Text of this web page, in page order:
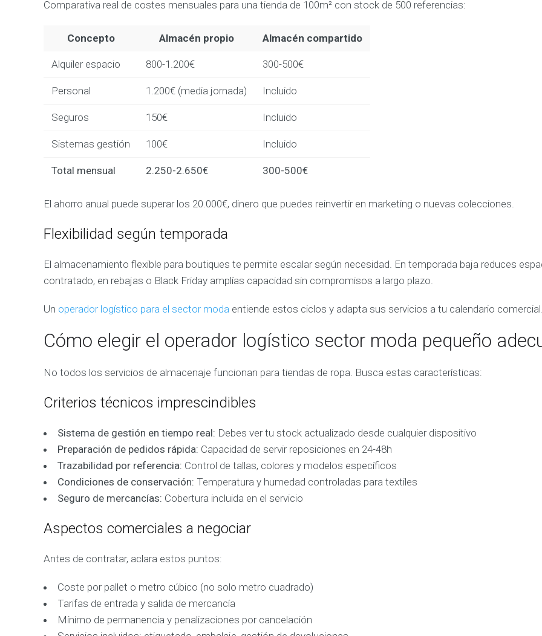
Comparativa real de costes mensuales para una tienda de 100m² con stock de 500 referencias:
Concepto Almacén propio Almacén compartido
Alquiler espacio 800-1.200€ 300-500€
Personal 1.200€ (media jornada) Incluido
Seguros 150€ Incluido
Sistemas gestión 100€ Incluido
Total mensual 2.250-2.650€ 300-500€
El ahorro anual puede superar los 20.000€, dinero que puedes reinvertir en marketing o nuevas colecciones.
Flexibilidad según temporada
El almacenamiento flexible para boutiques te permite escalar según necesidad. En temporada baja reduces
contratado, en rebajas o Black Friday amplías capacidad sin compromisos a largo plazo.
Un operador logístico para el sector moda entiende estos ciclos y adapta sus servicios a tu calendario
Cómo elegir el operador logístico sector moda pequeño
No todos los servicios de almacenaje funcionan para tiendas de ropa. Busca estas características:
Criterios técnicos imprescindibles
Sistema de gestión en tiempo real: Debes ver tu stock actualizado desde cualquier dispositivo
Preparación de pedidos rápida: Capacidad de servir reposiciones en 24-48h
Trazabilidad por referencia: Control de tallas, colores y modelos específicos
Condiciones de conservación: Temperatura y humedad controladas para textiles
Seguro de mercancías: Cobertura incluida en el servicio
Aspectos comerciales a negociar
Antes de contratar, aclara estos puntos:
Coste por pallet o metro cúbico (no solo metro cuadrado)
Tarifas de entrada y salida de mercancía
Mínimo de permanencia y penalizaciones por cancelación